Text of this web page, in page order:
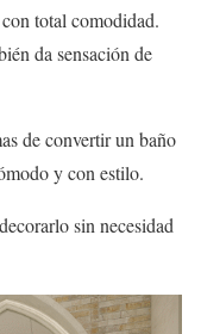
total comodidad.
da sensación de
de convertir un baño
y con estilo.
sin necesidad